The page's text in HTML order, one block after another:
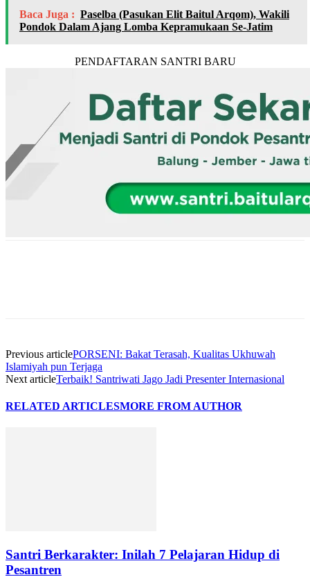
Baca Juga : Paselba (Pasukan Elit Baitul Arqom), Wakili
Pondok Dalam Ajang Lomba Kepramukaan Se-Jatim
PENDAFTARAN SANTRI BARU
Previous articlePORSENI: Bakat Terasah, Kualitas Ukhuwah
Islamiyah pun Terjaga
Next articleTerbaik! Santriwati Jago Jadi Presenter Internasional
RELATED ARTICLESMORE FROM AUTHOR
Santri Berkarakter: Inilah 7 Pelajaran Hidup di
Pesantren